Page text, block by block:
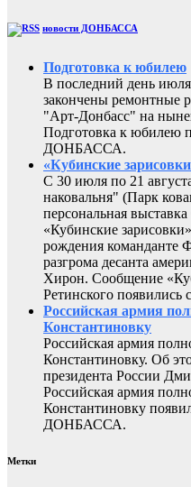
новости ДОНБАССА
Подготовка к юбилею
В последний день
закончены ремонтные
"Арт-Донбасс" на
Подготовка к юбилею
ДОНБАССА.
«Кубинские
С 30 июля по 21
наковальня" (Парк
персональная
«Кубинские
рождения команданте
разгрома десанта
Хирон. Сообщение
Ретинского
Российская армия
Константиновку
Российская армия
Константиновку. Об
президента России
Российская армия
Константиновку
ДОНБАССА.
Метки